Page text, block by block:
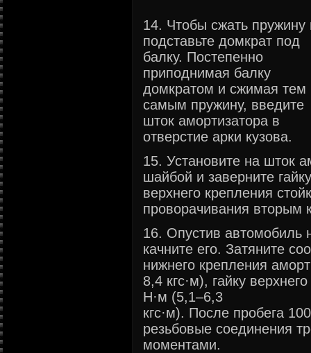
14. Чтобы сжать пружину
подставьте домкрат под
балку. Постепенно
приподнимая балку
домкратом и сжимая тем
самым пружину, введите
шток амортизатора в
отверстие арки кузова.
15. Установите на шток
шайбой и заверните гайку
верхнего крепления
проворачивания вторым
16. Опустив автомобиль
качните его. Затяните
нижнего крепления
8,4 кгс·м), гайку
Н·м (5,1–6,3
кгс·м). После пробега
резьбовые соединения
моментами.